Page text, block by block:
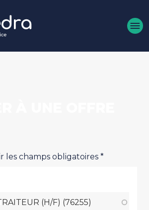
les champs obligatoires *